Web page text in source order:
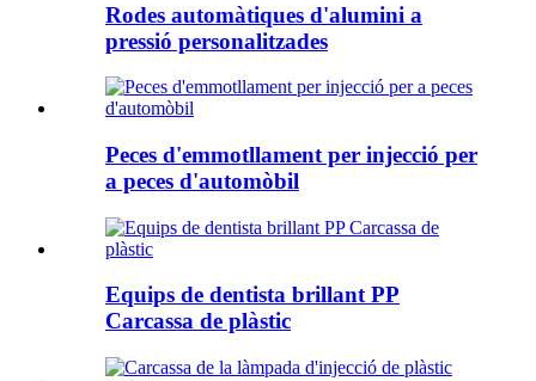
Rodes automàtiques d'alumini a
pressió personalitzades
Peces d'emmotllament per injecció per
a peces d'automòbil
Equips de dentista brillant PP
Carcassa de plàstic